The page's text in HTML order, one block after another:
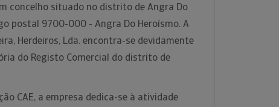
concelho situado no distrito de Angra Do
postal 9700-000 - Angra Do Heroísmo. A
Herdeiros, Lda. encontra-se devidamente
do Registo Comercial do distrito de
CAE, a empresa dedica-se à atividade